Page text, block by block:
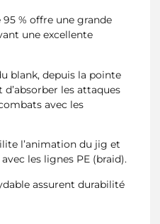
% offre une grande
une excellente
blank, depuis la pointe
d’absorber les attaques
avec les
l’animation du jig et
les lignes PE (braid).
assurent durabilité